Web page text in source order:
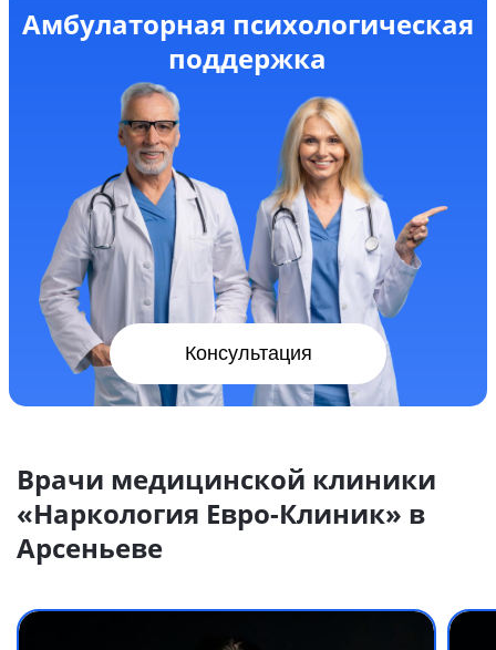
Амбулаторная психологическая
поддержка
Консультация
Врачи медицинской клиники
«Наркология Евро-Клиник» в
Арсеньеве